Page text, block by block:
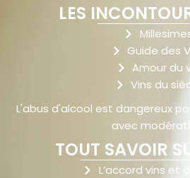
LES
Guide des
Amour du
Vins du
L'abus d'alcool est dangereux
avec
TOUT SAVOIR
L’accord vins et